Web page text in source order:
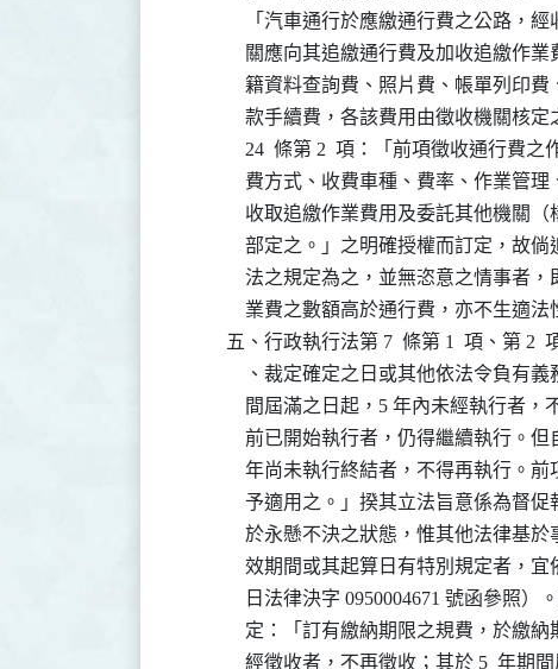
「汽車通行於應繳通行費之公路
關應向其追繳通行費及加收追繳
籍資料查詢費、照片費、帳單列
款手續費，各該費用由徵收機關
24  條第 2  項：「前項徵收通行
費方式、收費車種、費率、作業
收取追繳作業費用及委託其他機
部定之。」之明確授權而訂定，
法之規定為之，並無恣意之情事
業費之數額高於通行費，亦不生適
五、行政執行法第 7  條第 1  項、第
、裁定確定之日或其他依法令負
間屆滿之日起，5 年內未經執行者
前已開始執行者，仍得繼續執行。
年尚未執行終結者，不得再執行
予適用之。」揆其立法旨意係為
於永懸不決之狀態，惟其他法律
效期間或其起算日有特別規定者，
日法律決字 0950004671 號函參照
定：「訂有繳納期限之規費，於繳
經徵收者，不再徵收；其於 5